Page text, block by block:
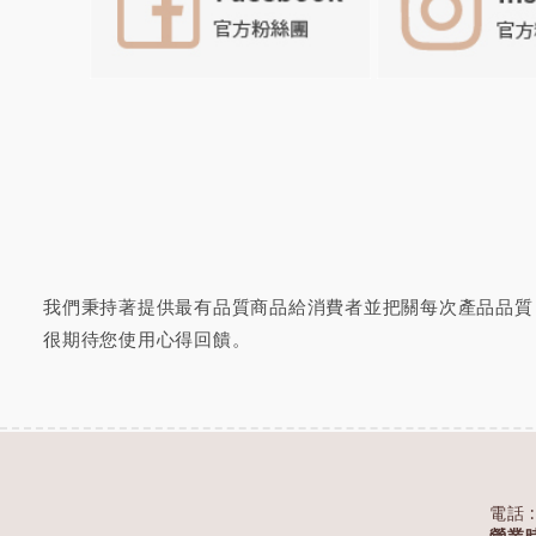
我們秉持著提供最有品質商品給消費者並把關每次產品品
很期待您使用心得回饋。
電話